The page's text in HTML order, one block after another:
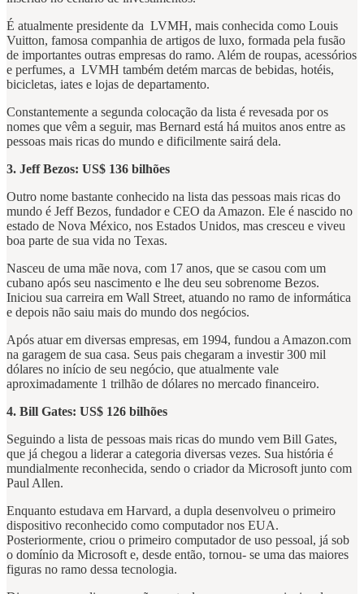
É atualmente presidente da LVMH, mais conhecida como Louis
Vuitton, famosa companhia de artigos de luxo, formada pela fusão
de importantes outras empresas do ramo. Além de roupas, acessórios
e perfumes, a LVMH também detém marcas de bebidas, hotéis,
bicicletas, iates e lojas de departamento.
Constantemente a segunda colocação da lista é revesada por os
nomes que vêm a seguir, mas Bernard está há muitos anos entre as
pessoas mais ricas do mundo e dificilmente sairá dela.
3. Jeff Bezos: US$ 136 bilhões
Outro nome bastante conhecido na lista das pessoas mais ricas do
mundo é Jeff Bezos, fundador e CEO da Amazon. Ele é nascido no
estado de Nova México, nos Estados Unidos, mas cresceu e viveu
boa parte de sua vida no Texas.
Nasceu de uma mãe nova, com 17 anos, que se casou com um
cubano após seu nascimento e lhe deu seu sobrenome Bezos.
Iniciou sua carreira em Wall Street, atuando no ramo de informática
e depois não saiu mais do mundo dos negócios.
Após atuar em diversas empresas, em 1994, fundou a Amazon.com
na garagem de sua casa. Seus pais chegaram a investir 300 mil
dólares no início de seu negócio, que atualmente vale
aproximadamente 1 trilhão de dólares no mercado financeiro.
4. Bill Gates: US$ 126 bilhões
Seguindo a lista de pessoas mais ricas do mundo vem Bill Gates,
que já chegou a liderar a categoria diversas vezes. Sua história é
mundialmente reconhecida, sendo o criador da Microsoft junto com
Paul Allen.
Enquanto estudava em Harvard, a dupla desenvolveu o primeiro
dispositivo reconhecido como computador nos EUA.
Posteriormente, criou o primeiro computador de uso pessoal, já sob
o domínio da Microsoft e, desde então, tornou- se uma das maiores
figuras no ramo dessa tecnologia.